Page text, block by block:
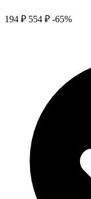
194 ₽ 554 ₽ -65%